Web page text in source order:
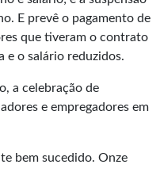
E prevê o pagamento de
que tiveram o contrato
e o salário reduzidos.
a celebração de
e empregadores em
bem sucedido. Onze